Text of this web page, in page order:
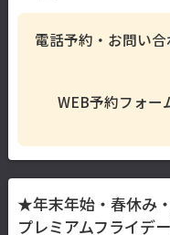
電話予約・お問い合
WEB予約フォー
★年末年始・春休み
プレミアムフライデ